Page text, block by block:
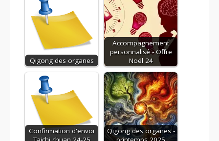
Qigong des organes
Accompagnement
personnalisé - Offre
Noël 24
Confirmation d'envoi
Qigong des organes -